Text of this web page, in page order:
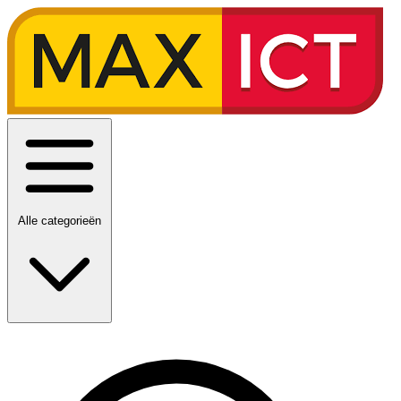
Alle categorieën